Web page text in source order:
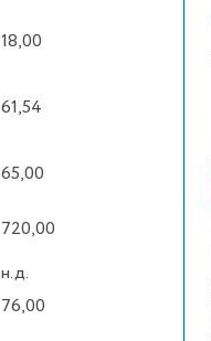
18,00
61,54
65,00
720,00
н.д.
76,00